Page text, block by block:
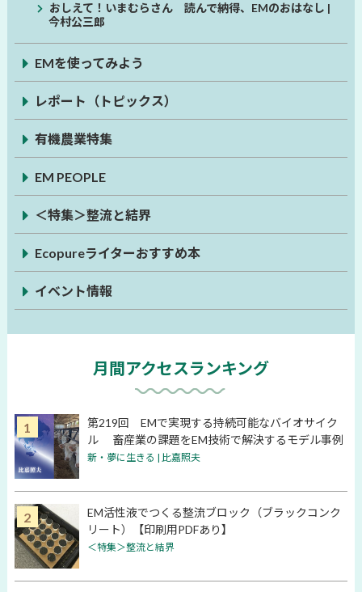
おしえて！いまむらさん 読んで納得、EMのおはなし |
今村公三郎
EMを使ってみよう
レポート（トピックス）
有機農業特集
EM PEOPLE
＜特集＞整流と結界
Ecopureライターおすすめ本
イベント情報
月間アクセスランキング
第219回 EMで実現する持続可能なバイオサイク
ル 畜産業の課題をEM技術で解決するモデル事例
新・夢に生きる | 比嘉照夫
EM活性液でつくる整流ブロック（ブラックコンク
リート）【印刷用PDFあり】
＜特集＞整流と結界